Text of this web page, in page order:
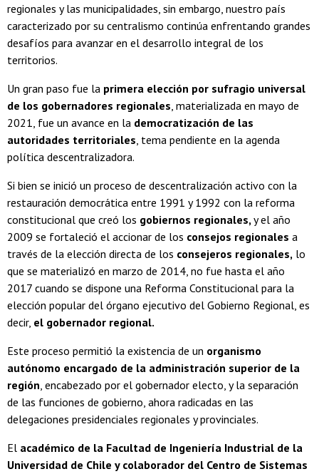
regionales y las municipalidades, sin embargo, nuestro país
caracterizado por su centralismo continúa enfrentando grandes
desafíos para avanzar en el desarrollo integral de los
territorios.
Un gran paso fue la primera elección por sufragio universal
de los gobernadores regionales, materializada en mayo de
2021, fue un avance en la democratización de las
autoridades territoriales, tema pendiente en la agenda
política descentralizadora.
Si bien se inició un proceso de descentralización activo con la
restauración democrática entre 1991 y 1992 con la reforma
constitucional que creó los gobiernos regionales,y el año
2009 se fortaleció el accionar de los consejos regionales a
través de la elección directa de los consejeros regionales, lo
que se materializó en marzo de 2014, no fue hasta el año
2017 cuando se dispone una Reforma Constitucional para la
elección popular del órgano ejecutivo del Gobierno Regional, es
decir, el gobernador regional.
Este proceso permitió la existencia de un organismo
autónomo encargado de la administración superior de la
región, encabezado por el gobernador electo, y la separación
de las funciones de gobierno, ahora radicadas en las
delegaciones presidenciales regionales y provinciales.
El académico de la Facultad de Ingeniería Industrial de la
Universidad de Chile y colaborador del Centro de Sistemas